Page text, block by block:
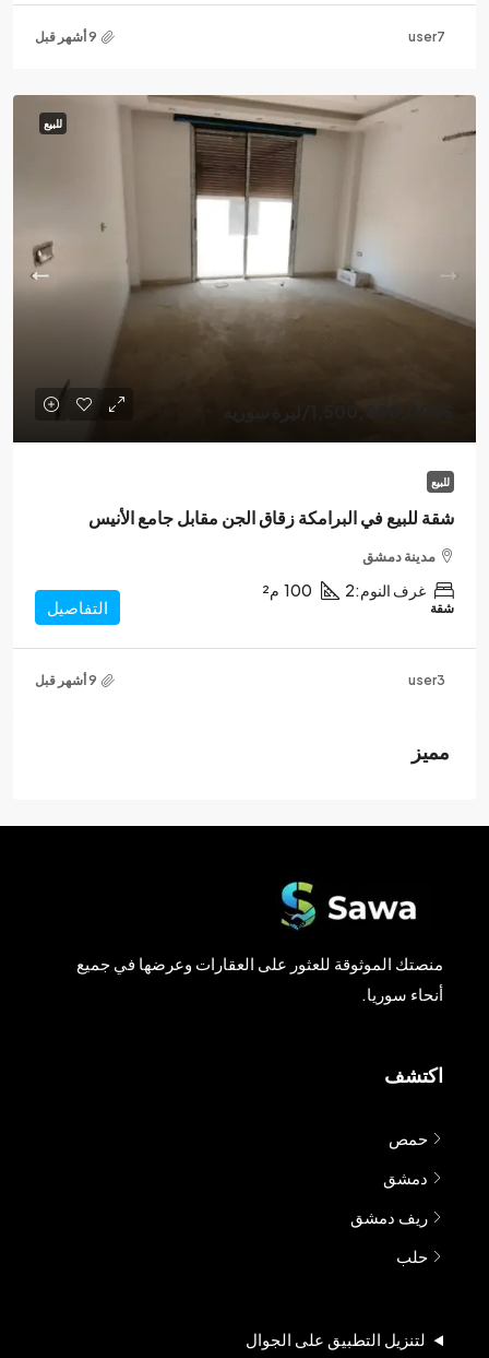
user7
للبيع
للبيع
شقة للبيع في البرامكة زقاق الجن مقابل جامع الأنيس
مدينة دمشق
غرف النوم:2
100 م²
شقة التفاصيل
user3
مميز
منصتك الموثوقة للعثور على العقارات وعرضها في جميع
أنحاء سوريا.
اكتشف
حمص
دمشق
ريف دمشق
حلب
لتنزيل التطبيق على الجوال